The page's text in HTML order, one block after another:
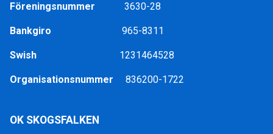
Föreningsnummer 3630-28
Bankgiro 965-8311
Swish 1231464528
Organisationsnummer 836200-1722
OK SKOGSFALKEN